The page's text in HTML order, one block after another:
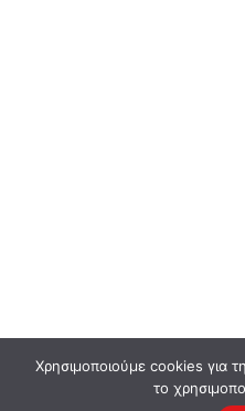
Χρησιμοποιούμε cookies για
το